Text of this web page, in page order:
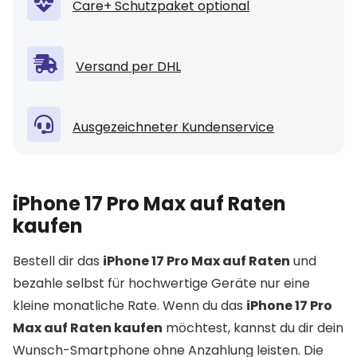
Care+ Schutzpaket optional
Versand per DHL
Ausgezeichneter Kundenservice
iPhone 17 Pro Max auf Raten
kaufen
Bestell dir das iPhone 17 Pro Max auf Raten und
bezahle selbst für hochwertige Geräte nur eine
kleine monatliche Rate. Wenn du das iPhone 17 Pro
Max auf Raten kaufen möchtest, kannst du dir dein
Wunsch-Smartphone ohne Anzahlung leisten. Die